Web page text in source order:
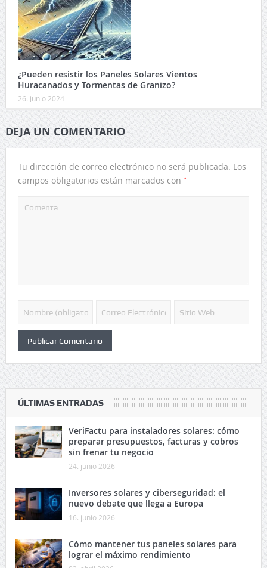
¿Pueden resistir los Paneles Solares Vientos
Huracanados y Tormentas de Granizo?
26. junio 2024
DEJA UN COMENTARIO
Tu dirección de correo electrónico no será publicada. Los
campos obligatorios están marcados con *
ÚLTIMAS ENTRADAS
VeriFactu para instaladores solares: cómo
preparar presupuestos, facturas y cobros
sin frenar tu negocio
24. junio 2026
Inversores solares y ciberseguridad: el
nuevo debate que llega a Europa
16. junio 2026
Cómo mantener tus paneles solares para
lograr el máximo rendimiento